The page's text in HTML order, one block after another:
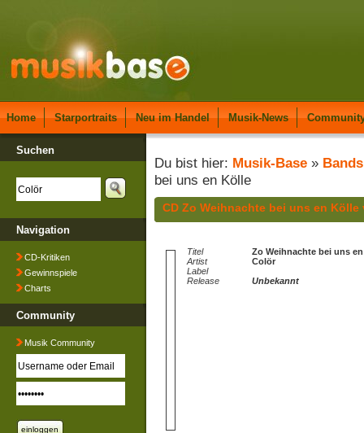
Home Starportraits Neu im Handel Musik-News
Suchen
Navigation
CD-Kritiken
Gewinnspiele
Charts
Community
Musik Community
Du bist hier: Musik-Base » Bands
bei uns en Kölle
CD Zo Weihnachte bei uns en Kölle
Titel
Zo Weihnachte bei uns
Artist
Colör
Label
Release
Unbekannt